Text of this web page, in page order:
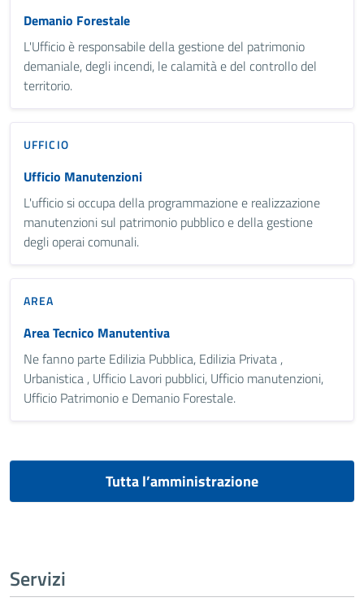
Demanio Forestale
L'Ufficio è responsabile della gestione del patrimonio
demaniale, degli incendi, le calamità e del controllo del
territorio.
UFFICIO
Ufficio Manutenzioni
L'ufficio si occupa della programmazione e realizzazione
manutenzioni sul patrimonio pubblico e della gestione
degli operai comunali.
AREA
Area Tecnico Manutentiva
Ne fanno parte Edilizia Pubblica, Edilizia Privata ,
Urbanistica , Ufficio Lavori pubblici, Ufficio manutenzioni,
Ufficio Patrimonio e Demanio Forestale.
Tutta l’amministrazione
Servizi